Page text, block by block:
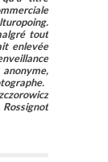
tout
enlevée